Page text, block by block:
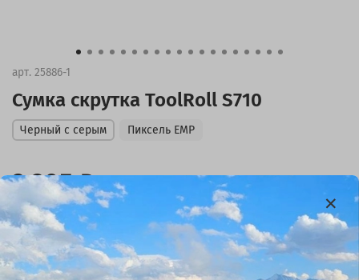
арт. 25886-1
Сумка скрутка ToolRoll S710
Черный с серым Пиксель ЕМР
2 205 ₽
В корзину
Купить в 1 клик